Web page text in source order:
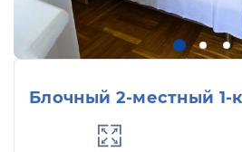
Блочный 2-местный 1-